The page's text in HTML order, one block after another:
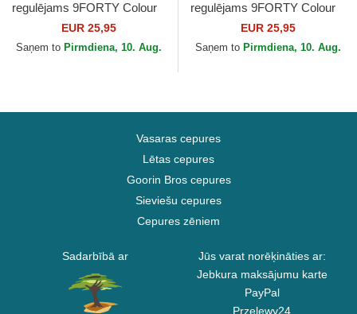
regulējams 9FORTY Colour
Block no Los Angeles
Dodgers MLB no New Era
EUR 25,95
Saņem to Pirmdiena, 10. Aug.
regulējams 9FORTY Colour
Block no Chicago Bulls NBA
no New Era
EUR 25,95
Saņem to Pirmdiena, 10. Aug.
Vasaras cepures
Lētas cepures
Goorin Bros cepures
Sieviešu cepures
Cepures zēniem
Sadarbībā ar
Jūs varat norēķināties ar:
Jebkura maksājumu karte
PayPal
Przelewy24